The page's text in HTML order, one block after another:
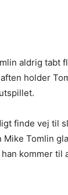
aldrig tabt
holder
finde vej til
Mike Tomlin
kommer til